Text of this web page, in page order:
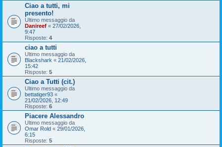
Ciao a tutti, mi
presento!
Ultimo messaggio da
Danireef « 27/02/2026,
9:47
Risposte: 4
ciao a tutti
Ultimo messaggio da
Blackshark « 21/02/2026,
15:42
Risposte: 5
Ciao a Tutti (cit.)
Ultimo messaggio da
bettatiger93 «
21/02/2026, 12:49
Risposte: 6
Piacere Alessandro
Ultimo messaggio da
Omar Rold « 29/01/2026,
6:15
Risposte: 5